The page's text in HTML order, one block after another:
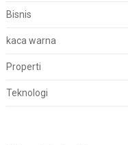
Bisnis
kaca warna
Properti
Teknologi